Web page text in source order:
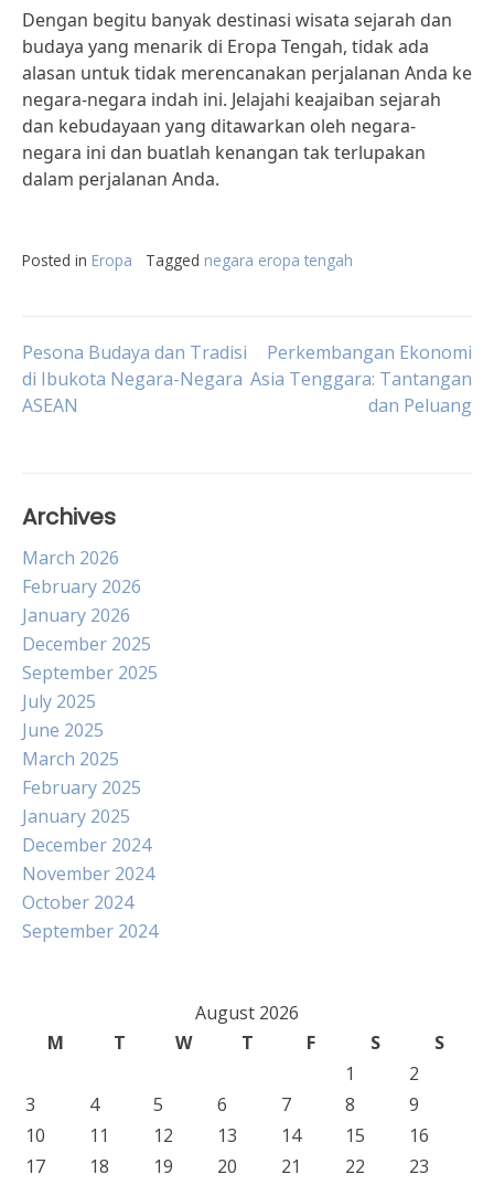
Dengan begitu banyak destinasi wisata sejarah dan
budaya yang menarik di Eropa Tengah, tidak ada
alasan untuk tidak merencanakan perjalanan Anda ke
negara-negara indah ini. Jelajahi keajaiban sejarah
dan kebudayaan yang ditawarkan oleh negara-
negara ini dan buatlah kenangan tak terlupakan
dalam perjalanan Anda.
Posted in Eropa Tagged negara eropa tengah
Post
navigation
Pesona Budaya dan Tradisi
di Ibukota Negara-Negara
ASEAN
Perkembangan Ekonomi
Asia Tenggara: Tantangan
dan Peluang
Archives
March 2026
February 2026
January 2026
December 2025
September 2025
July 2025
June 2025
March 2025
February 2025
January 2025
December 2024
November 2024
October 2024
September 2024
August 2026
M
T W T F S
S
1
2
3
4 5 6 7 8
9
10
11 12 13 14 15
16
17
18 19 20 21 22 23